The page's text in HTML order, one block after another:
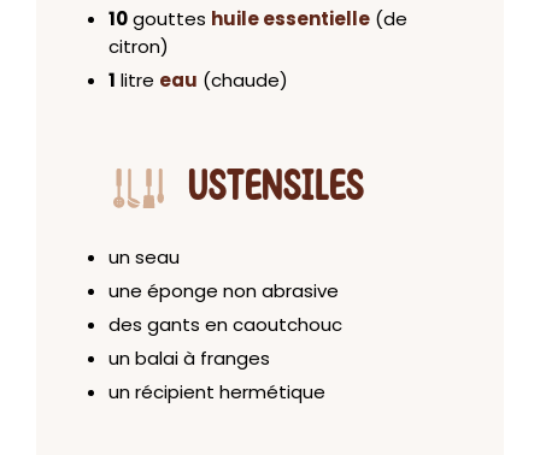
10gouttes huile essentielle (de
citron)
1 litre eau (chaude)
USTENSILES
un seau
une éponge non abrasive
des gants en caoutchouc
un balai à franges
un récipient hermétique